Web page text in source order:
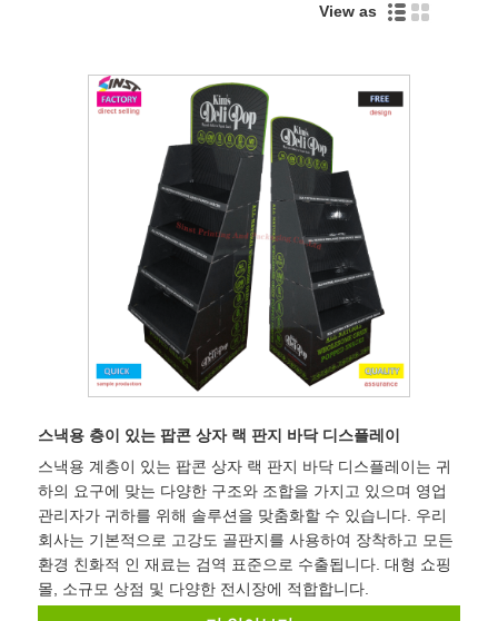
View as
스낵용 층이 있는 팝콘 상자 랙 판지 바닥 디스플레이
스낵용 계층이 있는 팝콘 상자 랙 판지 바닥 디스플레이는 귀
하의 요구에 맞는 다양한 구조와 조합을 가지고 있으며 영업
관리자가 귀하를 위해 솔루션을 맞춤화할 수 있습니다. 우리
회사는 기본적으로 고강도 골판지를 사용하여 장착하고 모든
환경 친화적 인 재료는 검역 표준으로 수출됩니다. 대형 쇼핑
몰, 소규모 상점 및 다양한 전시장에 적합합니다.